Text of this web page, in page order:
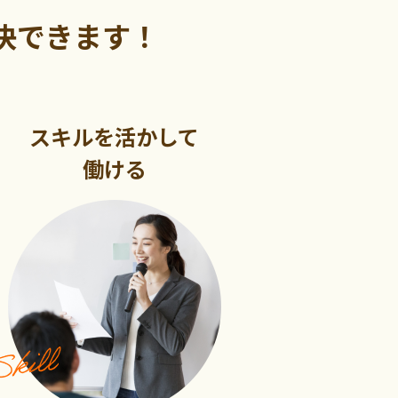
できます！
スキルを活かして
働ける